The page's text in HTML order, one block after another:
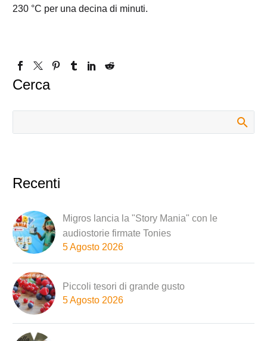
230 °C per una decina di minuti.
Cerca
Recenti
Migros lancia la "Story Mania" con le
audiostorie firmate Tonies
5 Agosto 2026
Piccoli tesori di grande gusto
5 Agosto 2026